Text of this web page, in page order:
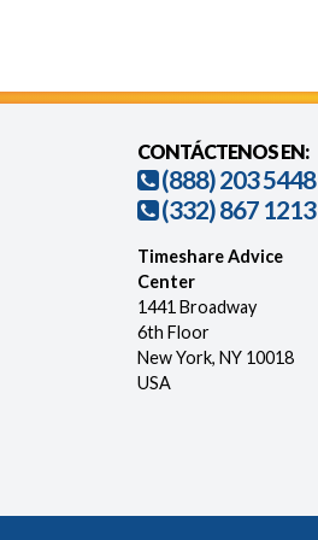
CONTÁCTENOS EN:
(888) 203 5448
(332) 867 1213
Timeshare Advice
Center
1441 Broadway
6th Floor
New York, NY 10018
USA